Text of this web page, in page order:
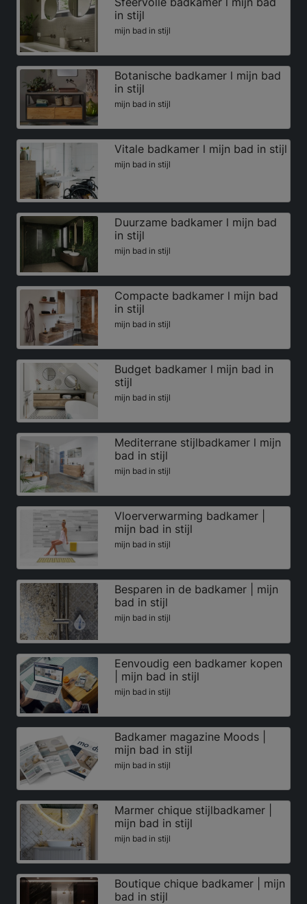
in stijl
mijn bad in stijl
Botanische badkamer l mijn bad
in stijl
mijn bad in stijl
Vitale badkamer l mijn bad in stijl
mijn bad in stijl
Duurzame badkamer l mijn bad
in stijl
mijn bad in stijl
Compacte badkamer l mijn bad
in stijl
mijn bad in stijl
Budget badkamer l mijn bad in
stijl
mijn bad in stijl
Mediterrane stijlbadkamer l mijn
bad in stijl
mijn bad in stijl
Vloerverwarming badkamer |
mijn bad in stijl
mijn bad in stijl
Besparen in de badkamer | mijn
bad in stijl
mijn bad in stijl
Eenvoudig een badkamer kopen
| mijn bad in stijl
mijn bad in stijl
Badkamer magazine Moods |
mijn bad in stijl
mijn bad in stijl
Marmer chique stijlbadkamer |
mijn bad in stijl
mijn bad in stijl
Boutique chique badkamer | mijn
bad in stijl